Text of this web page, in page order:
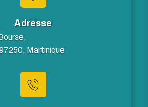
Adresse
Martinique